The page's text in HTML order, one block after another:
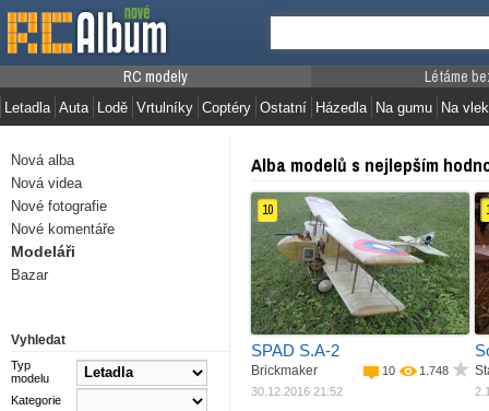
RC modely
Letadla Auta Lodě Vrtulníky Coptéry Ostatní
Létáme
Házedla Na gumu Na vlek
Nová alba
Nová videa
Nové fotografie
Nové komentáře
Modeláři
Bazar
Vyhledat
Typ
modelu
Kategorie
Alba modelů s nejlepším
10
SPAD S.A-2
10 1.748
Brickmaker
30.12.2016 21:52